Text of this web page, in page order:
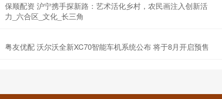
保顺配资 沪宁携手探新路：艺术活化乡村，农民画注入创新活
力_六合区_文化_长三角
粤友优配 沃尔沃全新XC70智能车机系统公布 将于8月开启预售